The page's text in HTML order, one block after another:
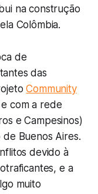
na construção
Colômbia.
de
das
Community
e com a rede
e Campesinos)
de Buenos Aires.
devido à
e a
muito